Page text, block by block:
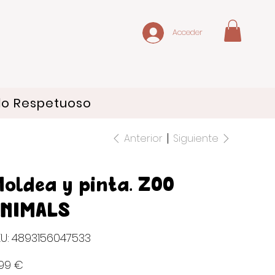
Acceder
Respetuoso
Anterior Siguiente
y pinta. ZOO
4893156047533
4893156047533
€